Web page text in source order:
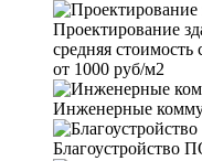
Проектирование
средняя стоимость
от 1000 руб/м2
Инженерные
Благоустройство